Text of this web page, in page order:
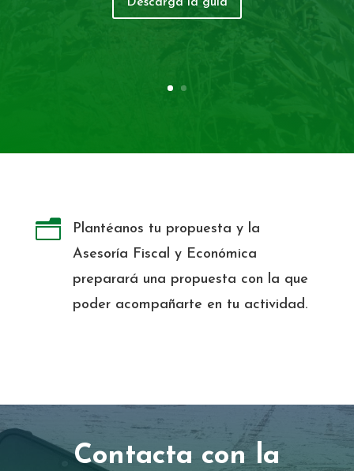
Descarga la guía
n
Plantéanos tu propuesta y la
Asesoría Fiscal y Económica
preparará una propuesta con la que
poder acompañarte en tu actividad.
Contacta con la